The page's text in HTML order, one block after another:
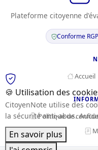
Plateforme citoyenne
Conforme
Accueil
Politique de
🍪 Utilisation des
CitoyenNote utilise des
la sécurité anti-abus.
En savoir plus